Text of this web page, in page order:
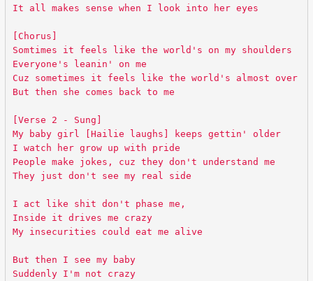
It all makes sense when I look into her eyes
[Chorus]
Somtimes it feels like the world's on my shoulders
Everyone's leanin' on me
Cuz sometimes it feels like the world's almost over
But then she comes back to me
[Verse 2 - Sung]
My baby girl [Hailie laughs] keeps gettin' older
I watch her grow up with pride
People make jokes, cuz they don't understand me
They just don't see my real side
I act like shit don't phase me,
Inside it drives me crazy
My insecurities could eat me alive
But then I see my baby
Suddenly I'm not crazy